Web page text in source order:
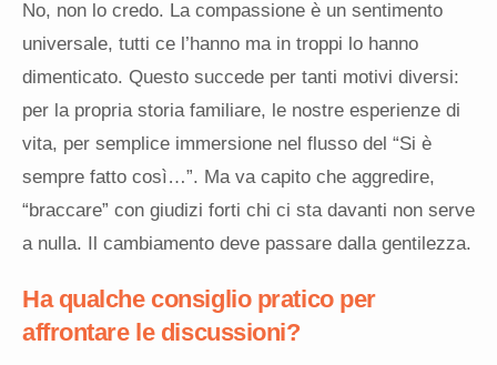
No, non lo credo. La compassione è un sentimento
universale, tutti ce l’hanno ma in troppi lo hanno
dimenticato. Questo succede per tanti motivi diversi:
per la propria storia familiare, le nostre esperienze di
vita, per semplice immersione nel flusso del “Si è
sempre fatto così…”. Ma va capito che aggredire,
“braccare” con giudizi forti chi ci sta davanti non serve
a nulla. Il cambiamento deve passare dalla gentilezza.
Haqualcheconsiglio pratico per
affrontare le discussioni?